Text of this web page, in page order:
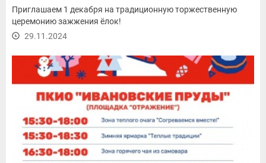
Приглашаем 1 декабря на традиционную торжественную
церемонию зажжения ёлок!
29.11.2024